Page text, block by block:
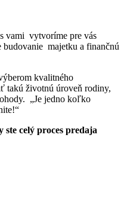
vami vytvoríme pre vás
budovanie majetku a finančnú
kvalitného
takú životnú úroveň rodiny,
„Je jedno koľko
celý proces predaja